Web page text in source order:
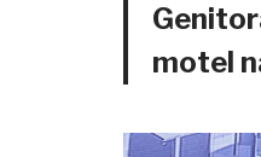
motel